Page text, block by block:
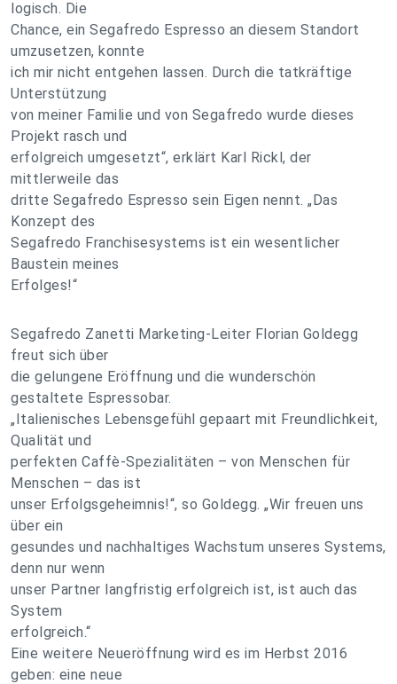
logisch. Die
Chance, ein Segafredo Espresso an diesem Standort
umzusetzen, konnte
ich mir nicht entgehen lassen. Durch die tatkräftige
Unterstützung
von meiner Familie und von Segafredo wurde dieses
Projekt rasch und
erfolgreich umgesetzt“, erklärt Karl Rickl, der
mittlerweile das
dritte Segafredo Espresso sein Eigen nennt. „Das
Konzept des
Segafredo Franchisesystems ist ein wesentlicher
Baustein meines
Erfolges!“
Segafredo Zanetti Marketing-Leiter Florian Goldegg
freut sich über
die gelungene Eröffnung und die wunderschön
gestaltete Espressobar.
„Italienisches Lebensgefühl gepaart mit Freundlichkeit,
Qualität und
perfekten Caffè-Spezialitäten – von Menschen für
Menschen – das ist
unser Erfolgsgeheimnis!“, so Goldegg. „Wir freuen uns
über ein
gesundes und nachhaltiges Wachstum unseres Systems,
denn nur wenn
unser Partner langfristig erfolgreich ist, ist auch das
System
erfolgreich.“
Eine weitere Neueröffnung wird es im Herbst 2016
geben: eine neue